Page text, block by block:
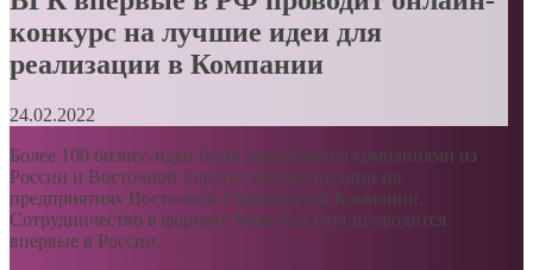
конкурс на лучшие идеи для
реализации в Компании
24.02.2022
Более 100 бизнес-идей были предложены компаниями из
России и Восточной Европы для реализации на
предприятиях Восточной Горнорудной Компании.
Сотрудничество в формате Meta-Хакатон проводится
впервые в России.